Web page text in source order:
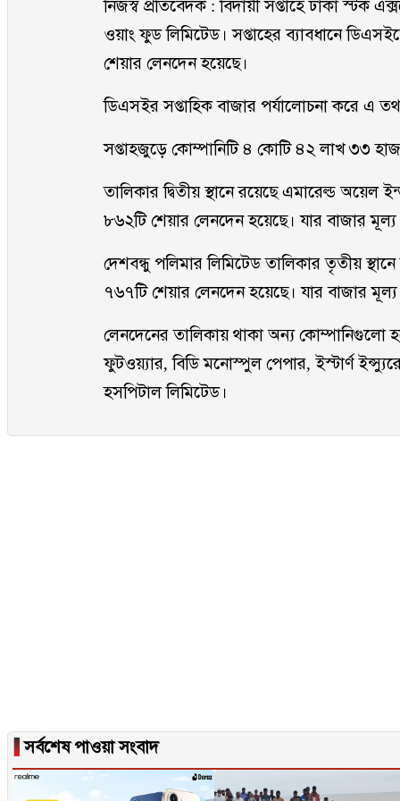
নিজস্ব প্রতিবেদক : বিদায়ী সপ্তাহে ঢাকা স্টক
ওয়াং ফুড লিমিটেড। সপ্তাহের ব্যাবধানে
শেয়ার লেনদেন হয়েছে।
ডিএসইর সপ্তাহিক বাজার পর্যালোচনা করে এ
সপ্তাহজুড়ে কোম্পানিটি ৪ কোটি ৪২ লাখ ৩৩
তালিকার দ্বিতীয় স্থানে রয়েছে এমারেল্ড অয়েল
৮৬২টি শেয়ার লেনদেন হয়েছে। যার বাজার
দেশবন্ধু পলিমার লিমিটেড তালিকার তৃতীয়
৭৬৭টি শেয়ার লেনদেন হয়েছে। যার বাজার
লেনদেনের তালিকায় থাকা অন্য কোম্পানিগুলো
ফুটওয়্যার, বিডি মনোস্পুল পেপার, ইস্টার্ণ
হসপিটাল লিমিটেড।
▐সর্বশেষ পাওয়া সংবাদ